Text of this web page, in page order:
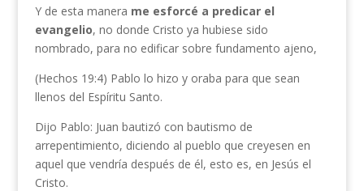
Y de esta manera me esforcé a predicar el
evangelio, no donde Cristo ya hubiese sido
nombrado, para no edificar sobre fundamento ajeno,
(Hechos 19:4) Pablo lo hizo y oraba para que sean
llenos del Espíritu Santo.
Dijo Pablo: Juan bautizó con bautismo de
arrepentimiento, diciendo al pueblo que creyesen en
aquel que vendría después de él, esto es, en Jesús el
Cristo.